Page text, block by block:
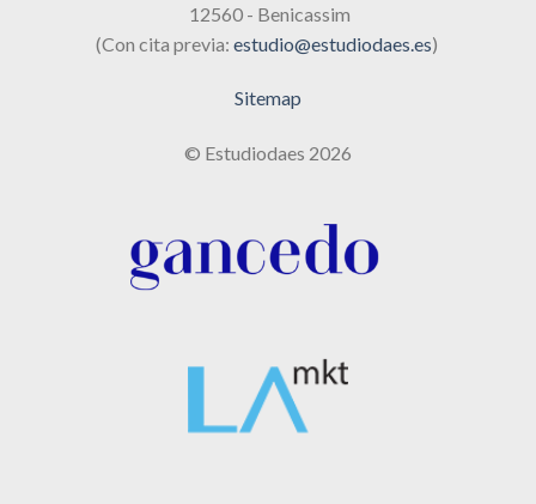
12560 - Benicassim
(Con cita previa: estudio@estudiodaes.es)
Sitemap
© Estudiodaes 2026